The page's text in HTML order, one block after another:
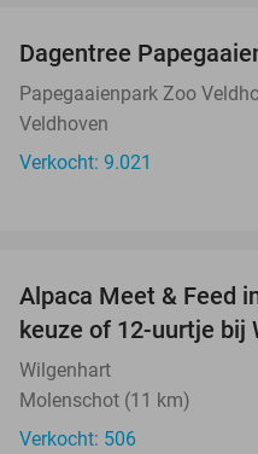
Dagentree
Papegaaienpark Zoo
Veldhoven
Verkocht: 9.021
Alpaca Meet & Feed
keuze of 12-uurtje bij
Wilgenhart
Molenschot (11 km)
Verkocht: 506